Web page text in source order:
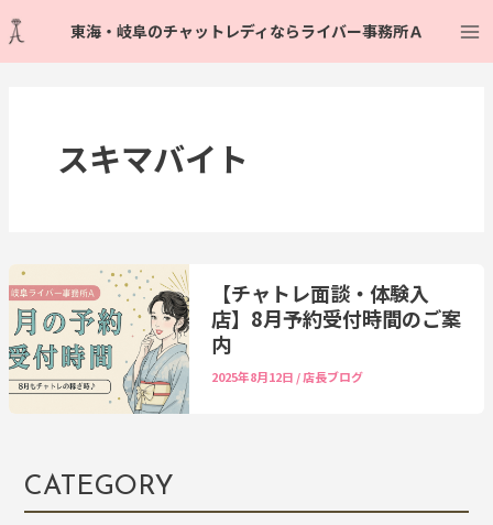
容
を
東海・岐阜のチャットレディならライバー事務所Ａ
スキマバイト
【チャトレ面談・体験入
店】8月予約受付時間のご案
内
2025年8月12日 /店長ブログ
CATEGORY